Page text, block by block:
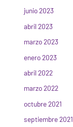
junio 2023
abril 2023
marzo 2023
enero 2023
abril 2022
marzo 2022
octubre 2021
septiembre 2021